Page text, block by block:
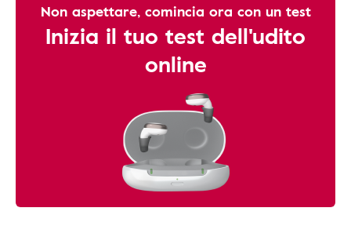
Non aspettare, comincia ora con un test
Inizia il tuo test dell'udito
online